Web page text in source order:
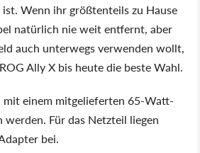
Wenn ihr größtenteils zu Hause
natürlich nie weit entfernt, aber
auch unterwegs verwenden wollt,
Ally X bis heute die beste Wahl.
mit einem mitgelieferten 65-Watt-
werden. Für das Netzteil liegen
bei.